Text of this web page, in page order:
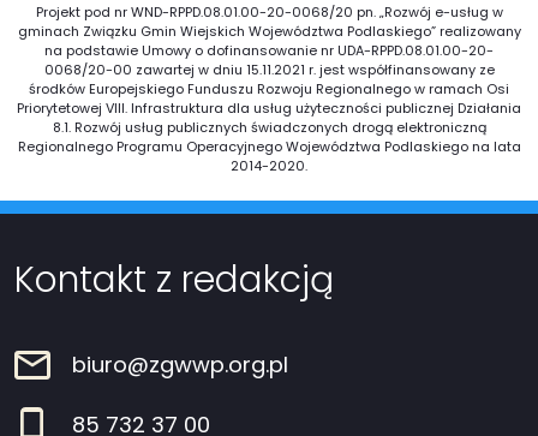
Projekt pod nr WND-RPPD.08.01.00-20-0068/20 pn. „Rozwój e-usług w
gminach Związku Gmin Wiejskich Województwa Podlaskiego” realizowany
na podstawie Umowy o dofinansowanie nr UDA-RPPD.08.01.00-20-
0068/20-00 zawartej w dniu 15.11.2021 r. jest współfinansowany ze
środków Europejskiego Funduszu Rozwoju Regionalnego w ramach Osi
Priorytetowej VIII. Infrastruktura dla usług użyteczności publicznej Działania
8.1. Rozwój usług publicznych świadczonych drogą elektroniczną
Regionalnego Programu Operacyjnego Województwa Podlaskiego na lata
2014-2020.
Kontakt z redakcją
biuro@zgwwp.org.pl
85 732 37 00